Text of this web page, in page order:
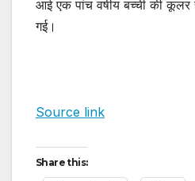
आई एक पांच वर्षीय बच्ची की
गई।
Source link
Share this: